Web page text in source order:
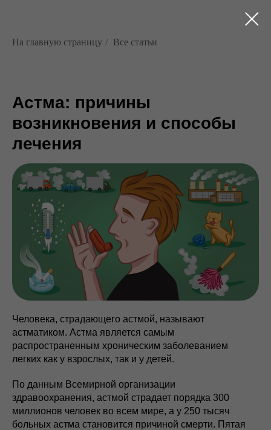
На главную страницу / Все статьи
Астма: причины
возникновения и способы
лечения
Человека, страдающего астмой, называют
астматиком. Астма является самым
распространенным хроническим заболеванием
легких как у взрослых, так и у детей.
По данным Всемирной организации
здравоохранения, астмой страдает порядка 300
миллионов человек во всем мире, а у 250 тысяч
больных астма становится причиной смерти. Пятая